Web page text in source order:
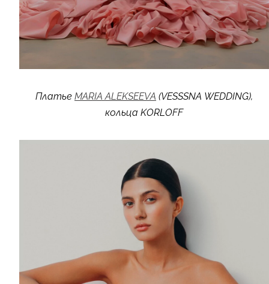
Платье MARIA ALEKSEEVA (VESSSNA WEDDING),
кольца KORLOFF